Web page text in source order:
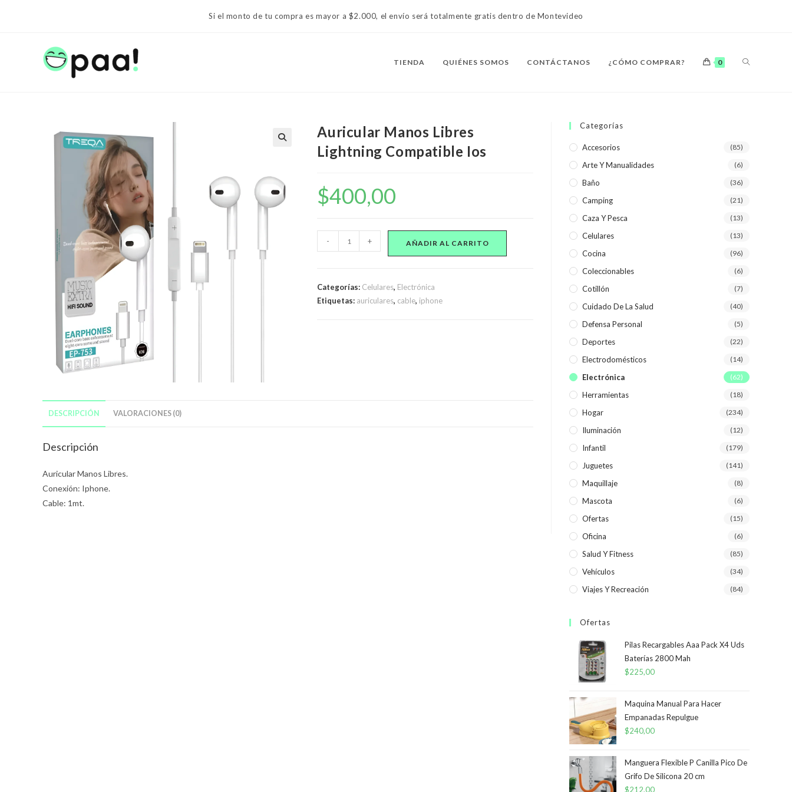
Si el monto de tu compra es mayor a $2.000, el envío será totalmente gratis dentro de Montevideo
TIENDA QUIÉNES SOMOS CONTÁCTANOS ¿CÓMO COMPRAR? 0 ALTERNAR
DE
LA
Auricular Manos Libres
Lightning Compatible Ios
$400,00
Auricular
Manos
Compatible
- + AÑADIR AL CARRITO
Categorías: Celulares, Electrónica
Etiquetas: auriculares, cable, iphone
DESCRIPCIÓN VALORACIONES (0)
Descripción
Auricular Manos Libres.
Conexión: Iphone.
Cable: 1mt.
Categorías
Accesorios (85)
Arte Y Manualidades (6)
Baño (36)
Camping (21)
Caza Y Pesca (13)
Celulares (13)
Cocina (96)
Coleccionables (6)
Cotillón (7)
Cuidado De La Salud (40)
Defensa Personal (5)
Deportes (22)
Electrodomésticos (14)
Electrónica (62)
Herramientas (18)
Hogar (234)
Iluminación (12)
Infantil (179)
Juguetes (141)
Maquillaje (8)
Mascota (6)
Ofertas (15)
Oficina (6)
Salud Y Fitness (85)
Vehículos (34)
Viajes Y Recreación (84)
Ofertas
Pilas Recargables Aaa Pack X4 Uds
Baterías 2800 Mah
$225,00
Maquina Manual Para Hacer
Empanadas Repulgue
$240,00
Manguera Flexible P Canilla Pico De
Grifo De Silicona 20 cm
$212,00